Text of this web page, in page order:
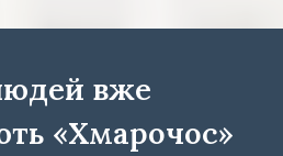
вже
«Хмарочос»